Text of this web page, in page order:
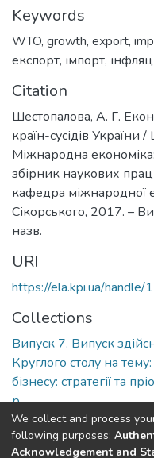
Keywords
WTO, growth, export,
експорт, імпорт,
Citation
Шестопалова, А. Г.
країн-сусідів України
Міжнародна
збірник наукових
кафедра міжнародної
Сікорського, 2017. –
назв.
URI
https://ela.kpi.ua/
Collections
Випуск 7. Випуск
Круглого столу на
бізнесу: стратегії та
р.
Full item page
We collect and process
following purposes:
Acknowledgement and